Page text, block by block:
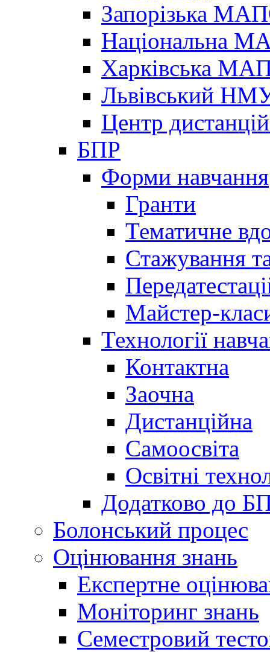
Запорізька
Національна
Харківська
Львівський
Центр
БПР
Форми навчання
Гранти
Тематичне
Стажування
Майстер-
Технології
Контактна
Заочна
Дистанційна
Самоосвіта
Освітні
Додатково до
Болонський процес
Оцінювання знань
Експертне
Моніторинг знань
Семестровий